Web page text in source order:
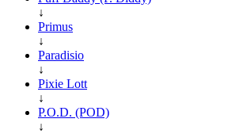
↓
Primus
↓
Paradisio
↓
Pixie Lott
↓
P.O.D. (POD)
↓